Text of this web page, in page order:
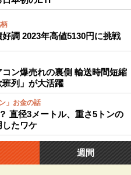
好調 2023年高値5130円に挑戦
ン爆売れの裏側 輸送時間短縮
列」が大活躍
」お金の話
直径3メートル、重さ5トンの
したワケ
週間